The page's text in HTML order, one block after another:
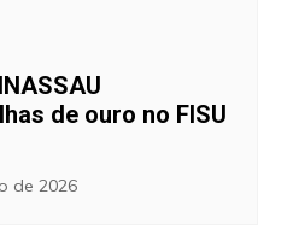
de ouro no FISU
de 2026